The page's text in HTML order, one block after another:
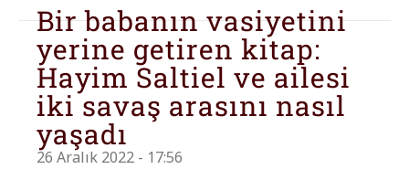
Bir babanın vasiyetini
yerine getiren kitap:
Hayim Saltiel ve ailesi
iki savaş arasını nasıl
yaşadı
26 Aralık 2022 - 17:56